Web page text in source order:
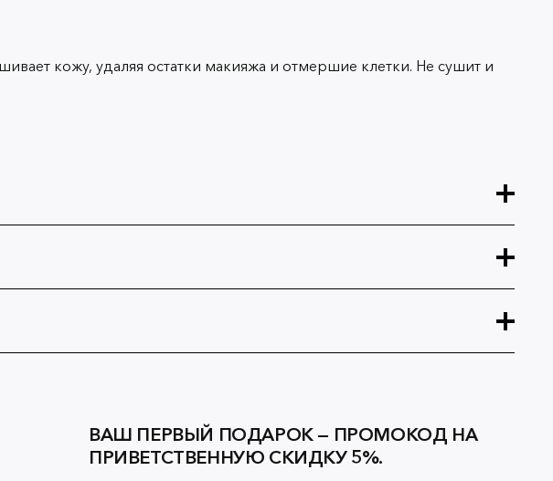
кожу, удаляя остатки макияжа и отмершие клетки. Не сушит и
ВАШ ПЕРВЫЙ ПОДАРОК — ПРОМОКОД НА
ПРИВЕТСТВЕННУЮ СКИДКУ 5%.